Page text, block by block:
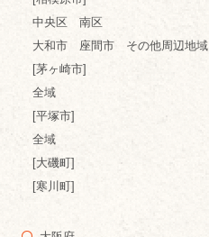
中央区 南区
大和市 座間市 その他周辺地域
[茅ヶ崎市]
全域
[平塚市]
全域
[大磯町]
[寒川町]